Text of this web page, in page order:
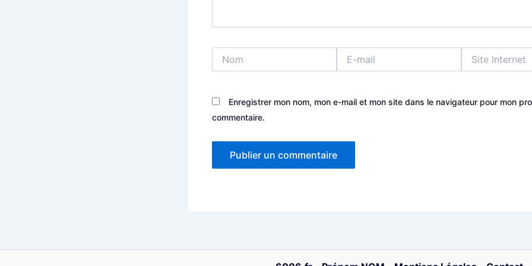
mail
Internet
Enregistrer mon nom, mon e-mail et mon site dans le navigateur pour mon
commentaire.